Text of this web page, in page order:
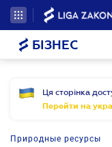
БІЗНЕС
Ця сторінка
Перейти на
Природные ресурсы